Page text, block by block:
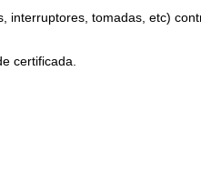
tomadas, etc)
certificada.